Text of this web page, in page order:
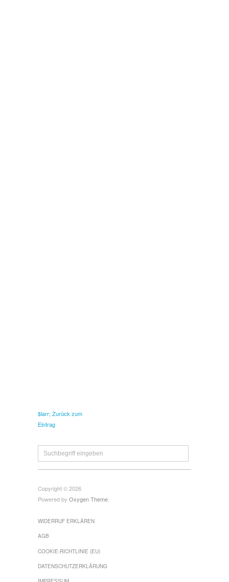
$larr; Zurück zum
Eintrag
Copyright © 2026
Powered by Oxygen Theme
WIDERRUF ERKLÄREN
AGB
COOKIE-RICHTLINIE (EU)
DATENSCHUTZERKLÄRUNG